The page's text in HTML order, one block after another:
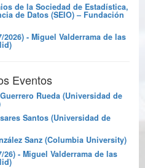
de la Sociedad de Estadística,
de Datos (SEIO) – Fundación
- Miguel Valderrama de las
Eventos
Rueda (Universidad de
Santos (Universidad de
Sanz (Columbia University)
- Miguel Valderrama de las